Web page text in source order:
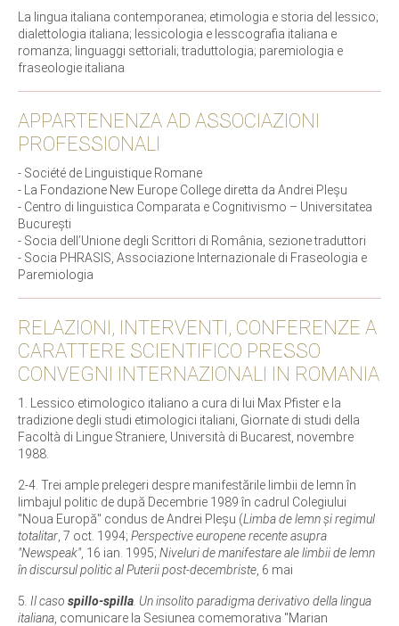
La lingua italiana contemporanea; etimologia e storia del lessico;
dialettologia italiana; lessicologia e lesscografia italiana e
romanza; linguaggi settoriali; traduttologia; paremiologia e
fraseologie italiana
APPARTENENZA AD ASSOCIAZIONI
PROFESSIONALI
- Société de Linguistique Romane
- La Fondazione New Europe College diretta da Andrei Pleşu
- Centro di linguistica Comparata e Cognitivismo – Universitatea
Bucureşti
- Socia dell’Unione degli Scrittori di România, sezione traduttori
- Socia PHRASIS, Associazione Internazionale di Fraseologia e
Paremiologia
RELAZIONI, INTERVENTI, CONFERENZE A
CARATTERE SCIENTIFICO PRESSO
CONVEGNI INTERNAZIONALI IN ROMANIA
1. Lessico etimologico italiano a cura di lui Max Pfister e la
tradizione degli studi etimologici italiani, Giornate di studi della
Facoltà di Lingue Straniere, Università di Bucarest, novembre
1988.
2-4. Trei ample prelegeri despre manifestările limbii de lemn în
limbajul politic de după Decembrie 1989 în cadrul Colegiului
"Noua Europă" condus de Andrei Pleşu (Limba de lemn şi regimul
totalitar , 7 oct. 1994; Perspective europene recente asupra
"Newspeak" , 16 ian. 1995; Niveluri de manifestare ale limbii de lemn
în discursul politic al Puterii post-decembriste , 6 mai
5 . Il caso spillo-spilla . Un insolito paradigma derivativo della lingua
italiana , comunicare la Sesiunea comemorativa "Marian